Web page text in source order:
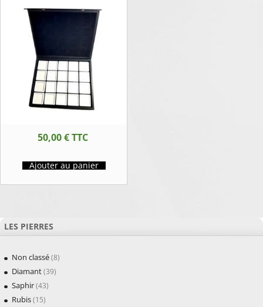
50,00€TTC
Ajouter au panier
LES PIERRES
Non classé(8)
Diamant(39)
Saphir(43)
Rubis(15)